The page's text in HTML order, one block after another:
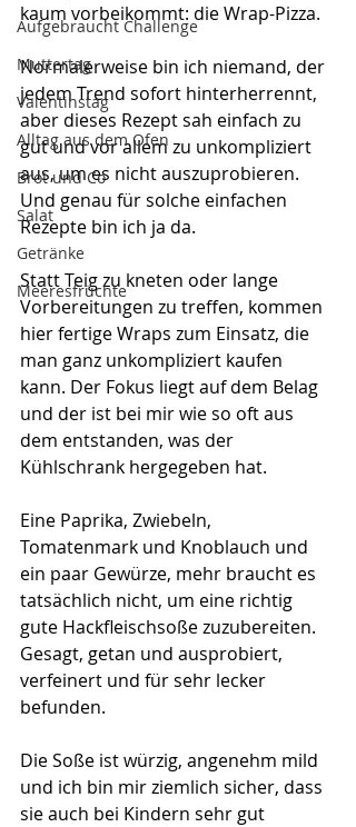
Aufgebraucht Challenge
Muttertag
Valentinstag
Alltag aus dem Ofen
Brot und Co
Salat
Getränke
Meeresfrüchte
kaum vorbeikommt: die Wrap-Pizza.
Normalerweise bin ich niemand, der
jedem Trend sofort hinterherrennt,
aber dieses Rezept sah einfach zu
gut und vor allem zu unkompliziert
aus, um es nicht auszuprobieren.
Und genau für solche einfachen
Rezepte bin ich ja da.
Statt Teig zu kneten oder lange
Vorbereitungen zu treffen, kommen
hier fertige Wraps zum Einsatz, die
man ganz unkompliziert kaufen
kann. Der Fokus liegt auf dem Belag
und der ist bei mir wie so oft aus
dem entstanden, was der
Kühlschrank hergegeben hat.
Eine Paprika, Zwiebeln,
Tomatenmark und Knoblauch und
ein paar Gewürze, mehr braucht es
tatsächlich nicht, um eine richtig
gute Hackfleischsoße zuzubereiten.
Gesagt, getan und ausprobiert,
verfeinert und für sehr lecker
befunden.
Die Soße ist würzig, angenehm mild
und ich bin mir ziemlich sicher, dass
sie auch bei Kindern sehr gut